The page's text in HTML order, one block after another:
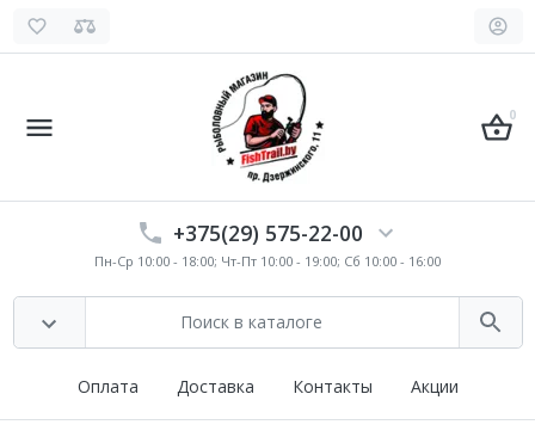
0
+375(29) 575-22-00
Пн-Ср 10:00 - 18:00; Чт-Пт 10:00 - 19:00; Сб 10:00 - 16:00
Оплата Доставка Контакты Акции